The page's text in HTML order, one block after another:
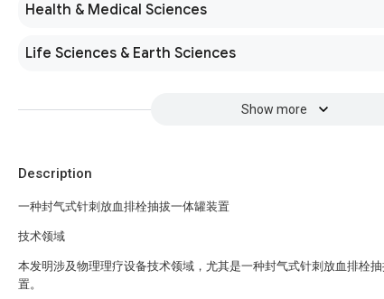
Health & Medical Sciences
Life Sciences & Earth Sciences
Show more
Description
一种封气式针刺放血排栓抽拔一体罐装置
技术领域
本发明涉及物理理疗设备技术领域，尤其是一种封气式针刺放血排栓
置。